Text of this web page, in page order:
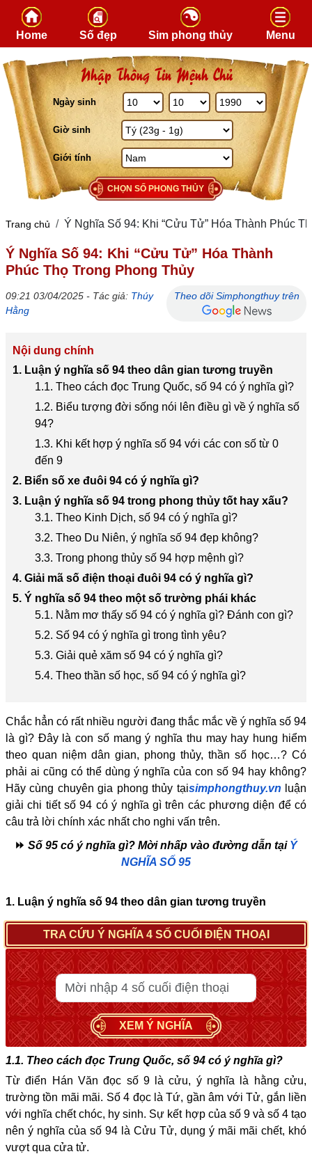
Skip to content
Home Số đẹp Sim phong thủy Menu
Nhập Thông Tin Mệnh Chủ
Ngày sinh
Giờ sinh
Giới tính
CHỌN SỐ PHONG THỦY
Trang chủ Ý Nghĩa Số 94: Khi “Cửu Tử” Hóa Thành Phúc
Ý Nghĩa Số 94: Khi “Cửu Tử” Hóa Thành
Phúc Thọ Trong Phong Thủy
09:21 03/04/2025 - Tác giả: Thúy
Hằng
Theo dõi Simphongthuy trên
Nội dung chính
1. Luận ý nghĩa số 94 theo dân gian tương truyền
1.1. Theo cách đọc Trung Quốc, số 94 có ý nghĩa gì?
1.2. Biểu tượng đời sống nói lên điều gì về ý nghĩa số
94?
1.3. Khi kết hợp ý nghĩa số 94 với các con số từ 0
đến 9
2. Biển số xe đuôi 94 có ý nghĩa gì?
3. Luận ý nghĩa số 94 trong phong thủy tốt hay xấu?
3.1. Theo Kinh Dịch, số 94 có ý nghĩa gì?
3.2. Theo Du Niên, ý nghĩa số 94 đẹp không?
3.3. Trong phong thủy số 94 hợp mệnh gì?
4. Giải mã số điện thoại đuôi 94 có ý nghĩa gì?
5. Ý nghĩa số 94 theo một số trường phái khác
5.1. Nằm mơ thấy số 94 có ý nghĩa gì? Đánh con gì?
5.2. Số 94 có ý nghĩa gì trong tình yêu?
5.3. Giải quẻ xăm số 94 có ý nghĩa gì?
5.4. Theo thần số học, số 94 có ý nghĩa gì?
Chắc hẳn có rất nhiều người đang thắc mắc về ý nghĩa số 94
là gì? Đây là con số mang ý nghĩa thu may hay hung hiểm
theo quan niệm dân gian, phong thủy, thần số học…? Có
phải ai cũng có thể dùng ý nghĩa của con số 94 hay không?
Hãy cùng chuyên gia phong thủy tạisimphongthuy.vn luận
giải chi tiết số 94 có ý nghĩa gì trên các phương diện để có
câu trả lời chính xác nhất cho nghi vấn trên.
⏩ Số 95 có ý nghĩa gì? Mời nhấp vào đường dẫn tại Ý
NGHĨA SỐ 95
1. Luận ý nghĩa số 94 theo dân gian tương truyền
TRA CỨU Ý NGHĨA 4 SỐ CUỐI ĐIỆN THOẠI
XEM Ý NGHĨA
1.1. Theo cách đọc Trung Quốc, số 94 có ý nghĩa gì?
Từ điển Hán Văn đọc số 9 là cửu, ý nghĩa là hằng cửu,
trường tồn mãi mãi. Số 4 đọc là Tứ, gần âm với Tử, gắn liền
với nghĩa chết chóc, hy sinh. Sự kết hợp của số 9 và số 4 tạo
nên ý nghĩa của số 94 là Cửu Tử, dụng ý mãi mãi chết, khó
vượt qua cửa tử.